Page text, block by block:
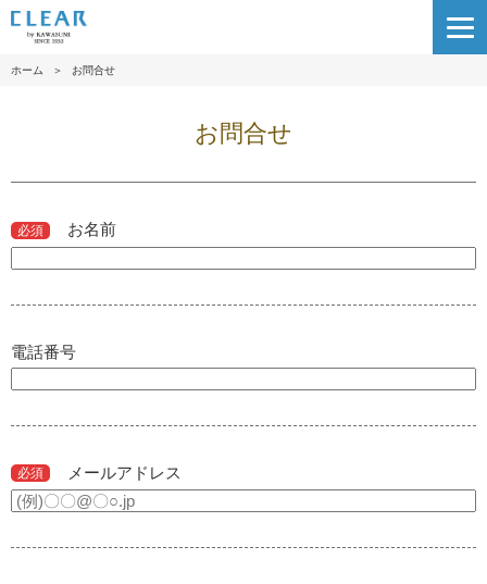
ホーム ＞ お問合せ
お問合せ
必須 お名前
電話番号
必須 メールアドレス